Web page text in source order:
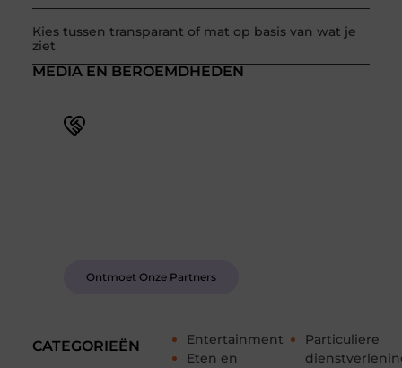
Kies tussen transparant of mat op basis van wat je
ziet
CATEGORIEËN
Entertainment
Eten en
Particuliere
MEDIA EN BEROEMDHEDEN
Ontmoet Onze Partners